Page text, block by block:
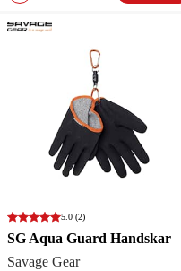
5.0 (2)
SG Aqua Guard Handskar
Savage Gear